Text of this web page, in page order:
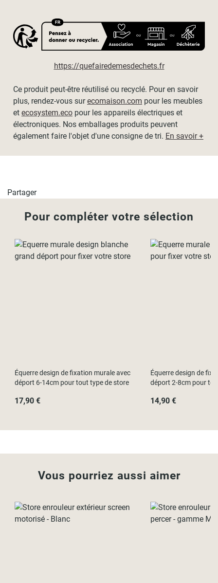
cela dans le choix de la hauteur de votre store.
Dimensions disponibles (tissu / hors-tout) :
- L120cm x H190cm / L124cm x H190cm
- L150cm x H190cm / L154cm x H190cm
- L180cm x H190cm / L184cm x H190cm
- L210cm x H190cm / L214cm x H190cm
https://quefairedemesdechets.fr
Ce produit peut-être réutilisé ou recyclé. Pour en savoir
plus, rendez-vous surecomaison.com pour les meubles
et ecosystem.eco pour les appareils électriques et
électroniques. Nos emballages produits peuvent
également faire l'objet d'une consigne de tri. En savoir +
Partager
Pour compléter votre sélection
Équerre design de fixation murale avec
déport 6-14cm pour tout type de store
17,90 €
Équerre design de
déport 2-8cm pour
14,90 €
Vous pourriez aussi aimer